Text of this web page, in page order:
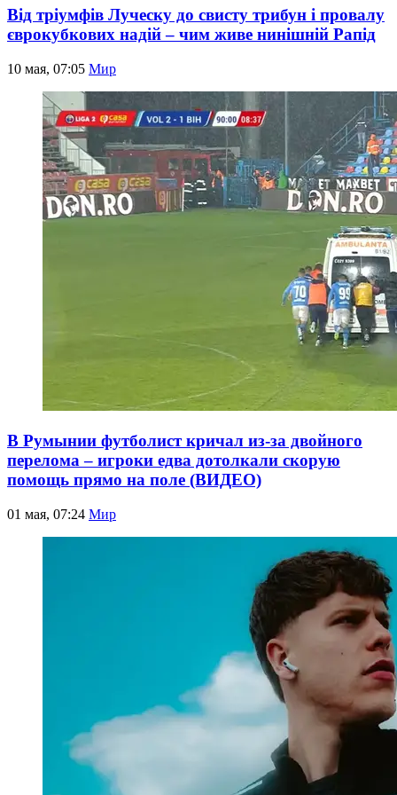
Від тріумфів Луческу до свисту трибун і провалу
єврокубкових надій – чим живе нинішній Рапід
10 мая, 07:05 Мир
В Румынии футболист кричал из-за двойного
перелома – игроки едва дотолкали скорую
помощь прямо на поле (ВИДЕО)
01 мая, 07:24 Мир